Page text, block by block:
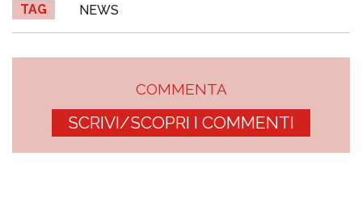
TAG NEWS
COMMENTA
SCRIVI/SCOPRI I COMMENTI